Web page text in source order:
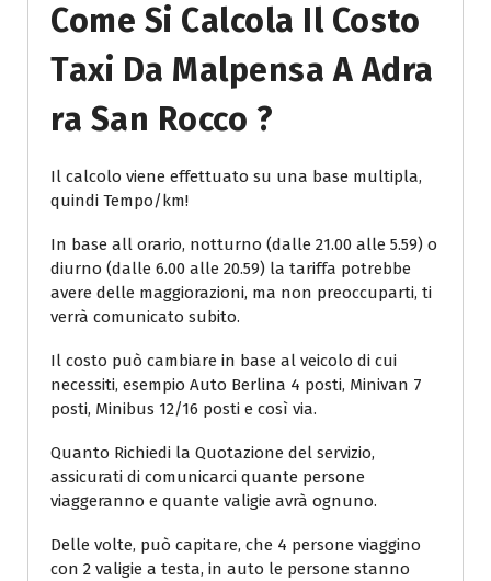
Come Si Calcola Il Costo
Taxi Da Malpensa A Adra
Ra San Rocco ?
Il calcolo viene effettuato su una base multipla,
quindi Tempo/km!
In base all orario, notturno (dalle 21.00 alle 5.59) o
diurno (dalle 6.00 alle 20.59) la tariffa potrebbe
avere delle maggiorazioni, ma non preoccuparti, ti
verrà comunicato subito.
Il costo può cambiare in base al veicolo di cui
necessiti, esempio Auto Berlina 4 posti, Minivan 7
posti, Minibus 12/16 posti e così via.
Quanto Richiedi la Quotazione del servizio,
assicurati di comunicarci quante persone
viaggeranno e quante valigie avrà ognuno.
Delle volte, può capitare, che 4 persone viaggino
con 2 valigie a testa, in auto le persone stanno